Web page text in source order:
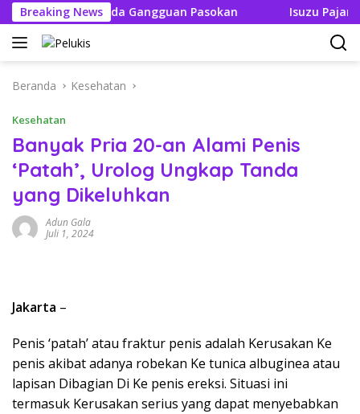
Langsung
ke
konten
Breaking News
Tak Boleh Ada Gangguan Pasokan Isuzu Pajang
Beranda Kesehatan
Kesehatan
Banyak Pria 20-an Alami Penis
‘Patah’, Urolog Ungkap Tanda
yang Dikeluhkan
Adun Gala
Juli 1, 2024
Jakarta –
Penis ‘patah’ atau fraktur penis adalah Kerusakan Ke
penis akibat adanya robekan Ke tunica albuginea atau
lapisan Dibagian Di Ke penis ereksi. Situasi ini
termasuk Kerusakan serius yang dapat menyebabkan